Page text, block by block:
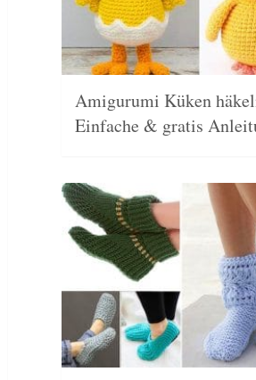
Amigurumi Küken
Einfache & gratis